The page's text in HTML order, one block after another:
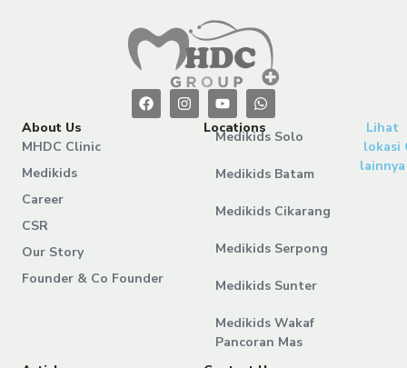
About Us
MHDC Clinic
Medikids
Career
CSR
Our Story
Founder & Co Founder
Locations
Medikids Solo
Medikids Batam
Medikids Cikarang
Medikids Serpong
Medikids Sunter
Medikids Wakaf
Pancoran Mas
Lihat
lokasi
lainnya